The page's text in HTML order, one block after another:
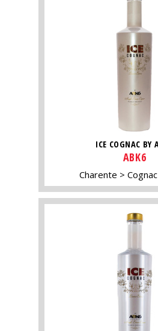
ICE COGNAC BY
ABK6
Charente Cognac